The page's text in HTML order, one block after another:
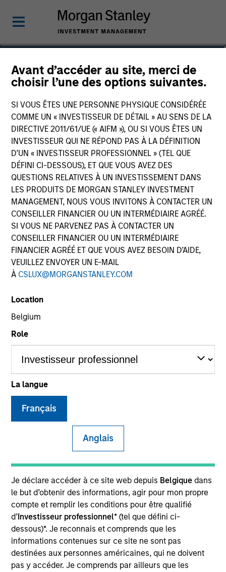
Avant d’accéder au site, merci de
choisir l’une des options suivantes.
SI VOUS ÊTES UNE PERSONNE PHYSIQUE CONSIDÉRÉE
COMME UN « INVESTISSEUR DE DÉTAIL » AU SENS DE LA
DIRECTIVE 2011/61/UE (« AIFM »), OU SI VOUS ÊTES UN
INVESTISSEUR QUI NE RÉPOND PAS À LA DÉFINITION
D’UN « INVESTISSEUR PROFESSIONNEL » (TEL QUE
DÉFINI CI-DESSOUS), ET QUE VOUS AVEZ DES
QUESTIONS RELATIVES À UN INVESTISSEMENT DANS
LES PRODUITS DE MORGAN STANLEY INVESTMENT
MANAGEMENT, NOUS VOUS INVITONS À CONTACTER UN
CONSEILLER FINANCIER OU UN INTERMÉDIAIRE AGRÉÉ.
SI VOUS NE PARVENEZ PAS À CONTACTER UN
CONSEILLER FINANCIER OU UN INTERMÉDIAIRE
FINANCIER AGRÉÉ ET QUE VOUS AVEZ BESOIN D’AIDE,
VEUILLEZ ENVOYER UN E-MAIL
À CSLUX@MORGANSTANLEY.COM
Location
Belgium
Role
La langue
Français
Anglais
Je déclare accéder à ce site web depuis Belgique dans
le but d’obtenir des informations, agir pour mon propre
compte et remplir les conditions pour être qualifié
d’Investisseur professionnel* (tel que défini ci-
dessous)*. Je reconnais et comprends que les
informations contenues sur ce site ne sont pas
destinées aux personnes américaines, qui ne doivent
pas y accéder. Je comprends par ailleurs que les
Julie Callahan
Managing Director
Years
TEAM
Julie Callahan is a portfolio manager on the
decisions, portfolio construction, and risk
management for the firm’s municipal bond
strategies. She joined Morgan Stanley Investment
Management in 2020. Morgan Stanley acquired
Eaton Vance in March 2021. She joined the
investment industry in 1994. Prior to joining the
firm, she worked for PIMCO as a senior member of
the municipal bond portfolio management team.
Previously, she served as a portfolio manager for